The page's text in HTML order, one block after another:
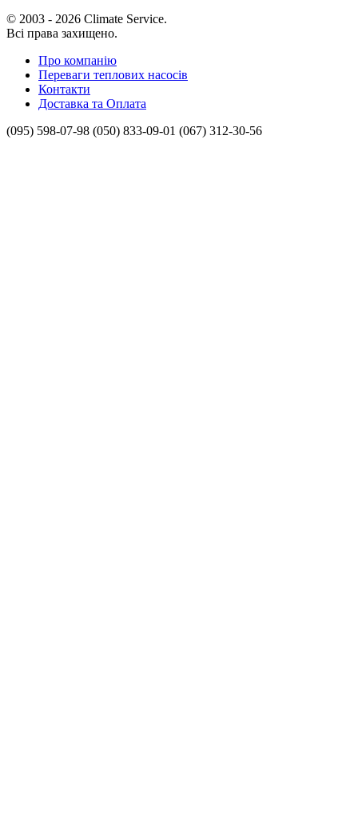
© 2003 - 2026 Climate Service.
Всі права захищено.
Про компанію
Переваги теплових насосів
Контакти
Доставка та Оплата
(095) 598-07-98 (050) 833-09-01 (067) 312-30-56